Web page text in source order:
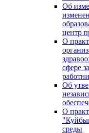
Об
центр
О
сфере
Об
О
среды